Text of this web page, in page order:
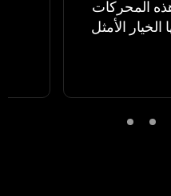
المحركات
الأمثل